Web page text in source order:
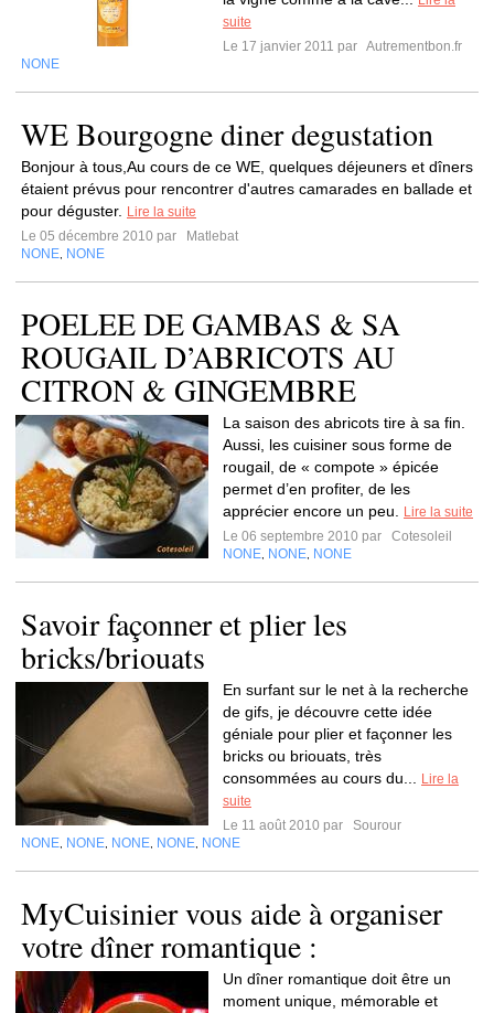
suite
Le 17 janvier 2011 par Autrementbon.fr
NONE
WE Bourgogne diner degustation
Bonjour à tous,Au cours de ce WE, quelques déjeuners et dîners
étaient prévus pour rencontrer d'autres camarades en ballade et
pour déguster.
Lire la suite
Le 05 décembre 2010 par
Matlebat
NONE NONE
POELEE DE GAMBAS & SA
ROUGAIL D’ABRICOTS AU
CITRON & GINGEMBRE
La saison des abricots tire à sa fin.
Aussi, les cuisiner sous forme de
rougail, de « compote » épicée
permet d’en profiter, de les
apprécier encore un peu.
Lire la suite
Le 06 septembre 2010 par
Cotesoleil
NONE NONE NONE
Savoir façonner et plier les
bricks/briouats
En surfant sur le net à la recherche
de gifs, je découvre cette idée
géniale pour plier et façonner les
bricks ou briouats, très
consommées au cours du...
Lire la
suite
Le 11 août 2010 par
Sourour
NONE NONE NONE NONE NONE
MyCuisinier vous aide à organiser
votre dîner romantique :
Un dîner romantique doit être un
moment unique, mémorable et